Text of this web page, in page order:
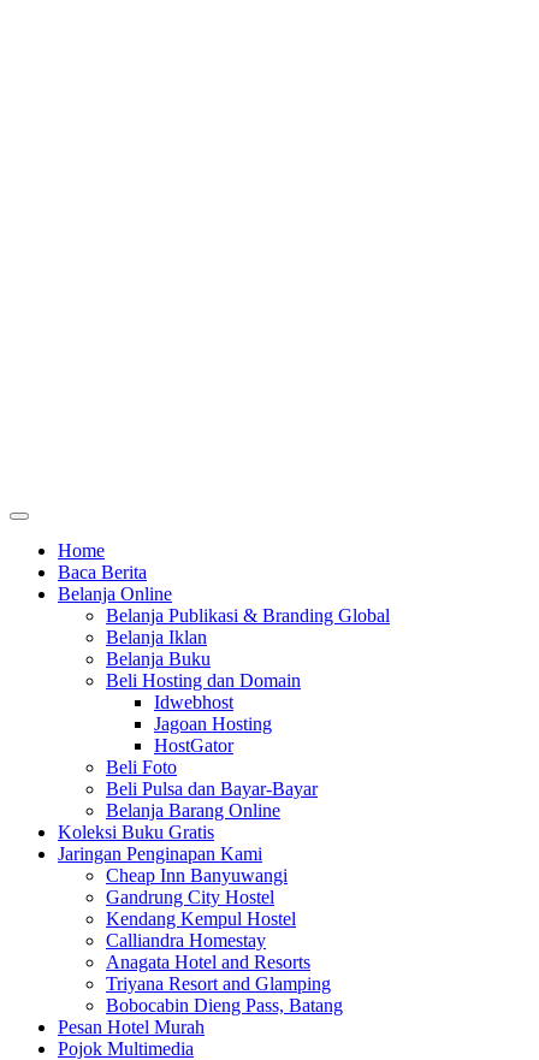
Home
Baca Berita
Belanja Online
Belanja Publikasi & Branding Global
Belanja Iklan
Belanja Buku
Beli Hosting dan Domain
Idwebhost
Jagoan Hosting
HostGator
Beli Foto
Beli Pulsa dan Bayar-Bayar
Belanja Barang Online
Koleksi Buku Gratis
Jaringan Penginapan Kami
Cheap Inn Banyuwangi
Gandrung City Hostel
Kendang Kempul Hostel
Calliandra Homestay
Anagata Hotel and Resorts
Triyana Resort and Glamping
Bobocabin Dieng Pass, Batang
Pesan Hotel Murah
Pojok Multimedia